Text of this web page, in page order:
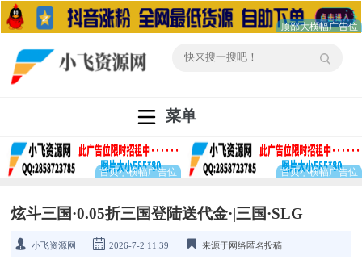
菜单
炫斗三国·0.05折三国登陆送代金·|三国·SLG
小飞资源网 2026-7-2 11:39 来源于网络匿名投稿